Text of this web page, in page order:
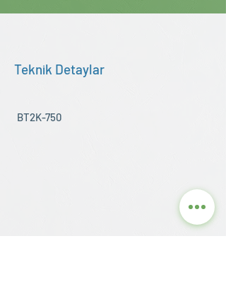
Teknik Detaylar
BT2K-750